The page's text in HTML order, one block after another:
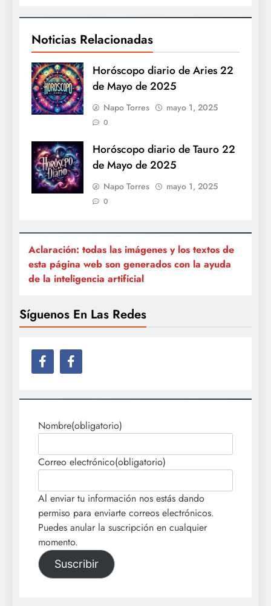
Noticias Relacionadas
Horóscopo diario de Aries 22
de Mayo de 2025
Napo Torres mayo 1, 2025
0
Horóscopo diario de Tauro 22
de Mayo de 2025
Napo Torres mayo 1, 2025
0
Aclaración: todas las imágenes y los textos de
esta página web son generados con la ayuda
de la inteligencia artificial
Síguenos En Las Redes
Nombre(obligatorio)
Correo electrónico(obligatorio)
Al enviar tu información nos estás dando
permiso para enviarte correos electrónicos.
Puedes anular la suscripción en cualquier
momento.
Suscribir